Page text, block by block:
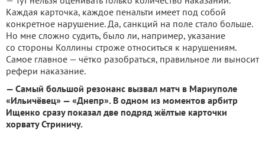
Каждая карточка, каждое пенальти имеет под собой
конкретное нарушение. Да, санкций на поле стало больше.
Но мне сложно судить, было ли, например, указание
со стороны Коллины строже относиться к нарушениям.
Самое главное — чётко разобраться, правильное ли выносит
рефери наказание.
— Самый большой резонанс вызвал матч в Мариуполе
«Ильичёвец» — «Днепр». В одном из моментов арбитр
Ищенко сразу показал две подряд жёлтые карточки
хорвату Стриничу.